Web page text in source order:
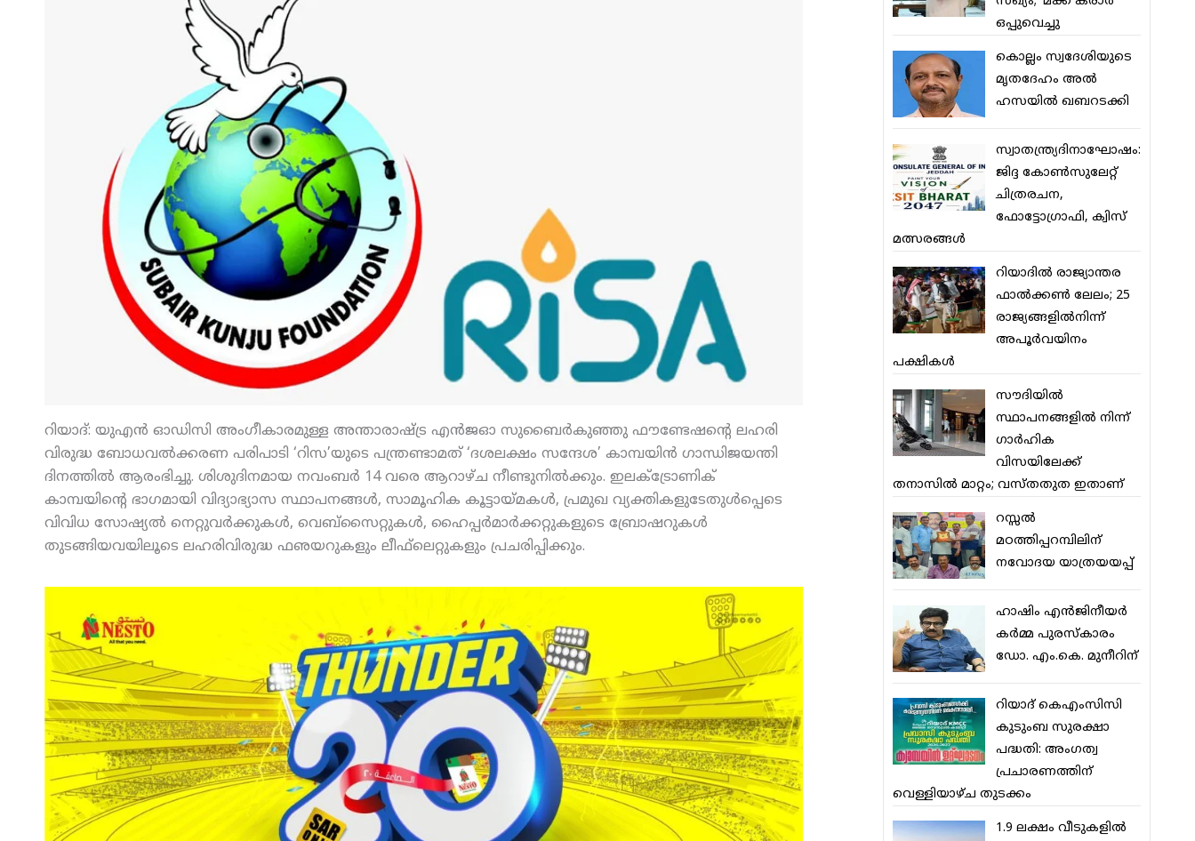
റിയാദ്: യുഎന്‍ ഓഡിസി അംഗീകാരമുള്ള അന്താരാഷ്ട്ര എന്‍ജഓ സുബൈര്‍കുഞ്ഞു ഫൗണ്ടേഷന്റെ ലഹരി
വിരുദ്ധ ബോധവല്‍ക്കരണ പരിപാടി ‘റിസ’യുടെ പന്ത്രണ്ടാമത് ‘ദശലക്ഷം സന്ദേശ’ കാമ്പയിന്‍ ഗാന്ധിജയന്തി
ദിനത്തില്‍ ആരംഭിച്ചു. ശിശുദിനമായ നവംബര്‍ 14 വരെ ആറാഴ്ച നീണ്ടുനില്‍ക്കും. ഇലക്ട്രോണിക്
കാമ്പയിന്റെ ഭാഗമായി വിദ്യാഭ്യാസ സ്ഥാപനങ്ങള്‍, സാമൂഹിക കൂട്ടായ്മകള്‍, പ്രമുഖ വ്യക്തികളുടേതുള്‍പ്പെടെ
വിവിധ സോഷ്യല്‍ നെറ്റുവര്‍ക്കുകള്‍, വെബ്‌സൈറ്റുകള്‍, ഹൈപ്പര്‍മാര്‍ക്കറ്റുകളുടെ ബ്രോഷറുകള്‍
തുടങ്ങിയവയിലൂടെ ലഹരിവിരുദ്ധ ഫഌയറുകളും ലീഫ്‌ലെറ്റുകളും പ്രചരിപ്പിക്കും.
ഒപ്പുവെച്ചു
കൊല്ലം സ്വദേശിയുടെ
മൃതദേഹം അല്‍
ഹസയില്‍ ഖബറടക്കി
സ്വാതന്ത്ര്യദിനാഘോഷം:
ജിദ്ദ കോണ്‍സുലേറ്റ്
ചിത്രരചന,
ഫോട്ടോഗ്രാഫി, ക്വിസ്
മത്സരങ്ങള്‍
റിയാദില്‍ രാജ്യാന്തര
ഫാല്‍ക്കണ്‍ ലേലം; 25
രാജ്യങ്ങളില്‍നിന്ന്
അപൂര്‍വയിനം
പക്ഷികള്‍
സൗദിയില്‍
സ്ഥാപനങ്ങളില്‍ നിന്ന്
ഗാര്‍ഹിക
വിസയിലേക്ക്
തനാസില്‍ മാറ്റം; വസ്തതുത ഇതാണ്
റസ്സല്‍
മഠത്തിപ്പറമ്പിലിന്
നവോദയ യാത്രയയപ്പ്
ഹാഷിം എന്‍ജിനീയര്‍
കര്‍മ്മ പുരസ്‌കാരം
ഡോ. എം.കെ. മുനീറിന്
റിയാദ് കെഎംസിസി
കുടുംബ സുരക്ഷാ
പദ്ധതി: അംഗത്വ
പ്രചാരണത്തിന്
വെള്ളിയാഴ്ച തുടക്കം
1.9 ലക്ഷം വീടുകളില്‍